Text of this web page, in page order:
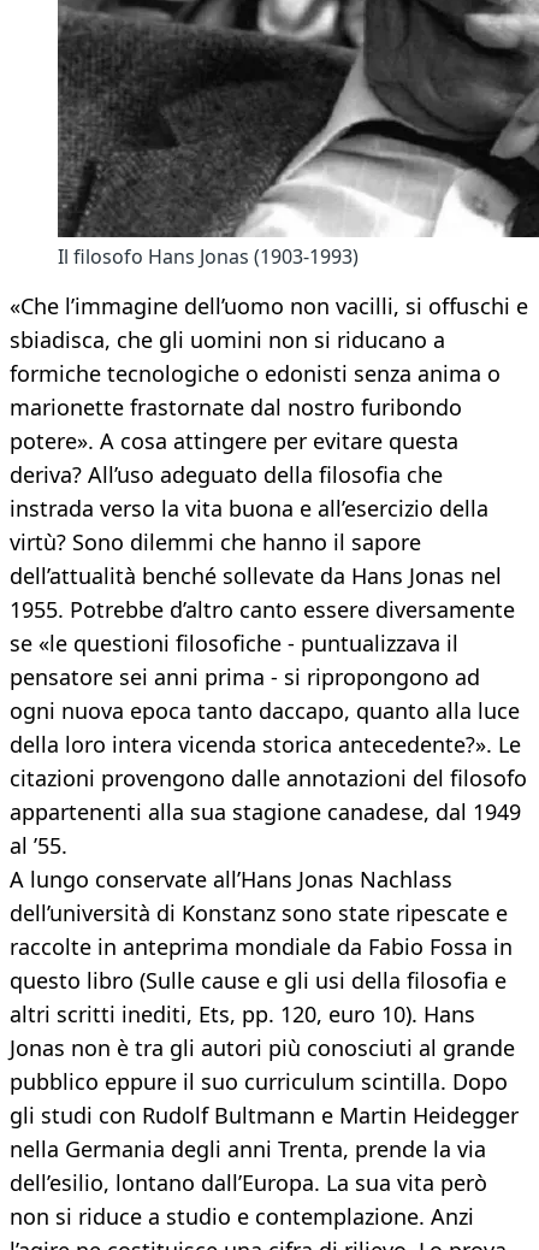
Il filosofo Hans Jonas (1903-1993)
«Che l’immagine dell’uomo non vacilli, si offuschi e
sbiadisca, che gli uomini non si riducano a
formiche tecnologiche o edonisti senza anima o
marionette frastornate dal nostro furibondo
potere». A cosa attingere per evitare questa
deriva? All’uso adeguato della filosofia che
instrada verso la vita buona e all’esercizio della
virtù? Sono dilemmi che hanno il sapore
dell’attualità benché sollevate da Hans Jonas nel
1955. Potrebbe d’altro canto essere diversamente
se «le questioni filosofiche - puntualizzava il
pensatore sei anni prima - si ripropongono ad
ogni nuova epoca tanto daccapo, quanto alla luce
della loro intera vicenda storica antecedente?». Le
citazioni provengono dalle annotazioni del filosofo
appartenenti alla sua stagione canadese, dal 1949
al ’55.
A lungo conservate all’Hans Jonas Nachlass
dell’università di Konstanz sono state ripescate e
raccolte in anteprima mondiale da Fabio Fossa in
questo libro (Sulle cause e gli usi della filosofia e
altri scritti inediti, Ets, pp. 120, euro 10). Hans
Jonas non è tra gli autori più conosciuti al grande
pubblico eppure il suo curriculum scintilla. Dopo
gli studi con Rudolf Bultmann e Martin Heidegger
nella Germania degli anni Trenta, prende la via
dell’esilio, lontano dall’Europa. La sua vita però
non si riduce a studio e contemplazione. Anzi